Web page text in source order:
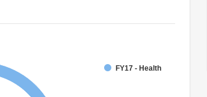
FY17 - Health